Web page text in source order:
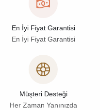
En İyi Fiyat Garantisi
En İyi Fiyat Garantisi
Müşteri Desteği
Her Zaman Yanınızda